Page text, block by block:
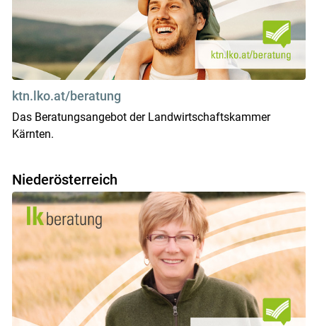
ktn.lko.at/beratung
Das Beratungsangebot der Landwirtschaftskammer
Kärnten.
Niederösterreich